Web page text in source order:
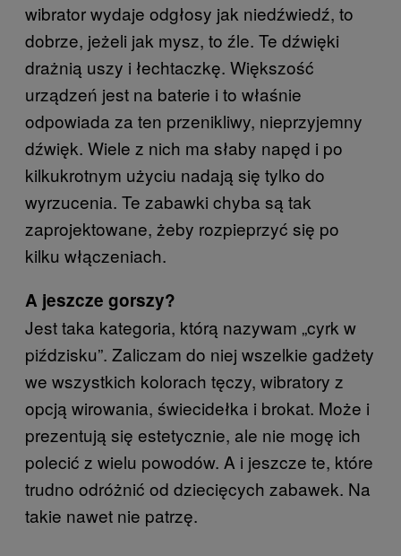
wibrator wydaje odgłosy jak niedźwiedź, to
dobrze, jeżeli jak mysz, to źle. Te dźwięki
drażnią uszy i łechtaczkę. Większość
urządzeń jest na baterie i to właśnie
odpowiada za ten przenikliwy, nieprzyjemny
dźwięk. Wiele z nich ma słaby napęd i po
kilkukrotnym użyciu nadają się tylko do
wyrzucenia. Te zabawki chyba są tak
zaprojektowane, żeby rozpieprzyć się po
kilku włączeniach.
A jeszcze gorszy?
Jest taka kategoria, którą nazywam „cyrk w
piździsku”. Zaliczam do niej wszelkie gadżety
we wszystkich kolorach tęczy, wibratory z
opcją wirowania, świecidełka i brokat. Może i
prezentują się estetycznie, ale nie mogę ich
polecić z wielu powodów. A i jeszcze te, które
trudno odróżnić od dziecięcych zabawek. Na
takie nawet nie patrzę.